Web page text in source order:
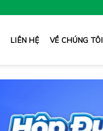
LIÊN HỆ VỀ CHÚNG TÔI